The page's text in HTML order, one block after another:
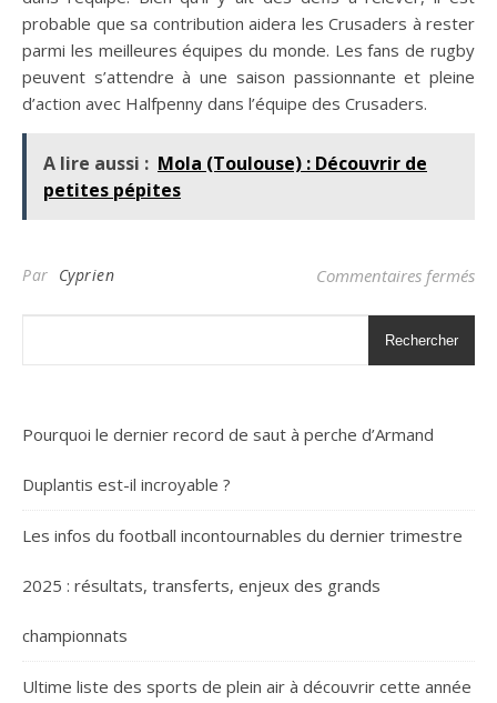
probable que sa contribution aidera les Crusaders à rester
parmi les meilleures équipes du monde. Les fans de rugby
peuvent s’attendre à une saison passionnante et pleine
d’action avec Halfpenny dans l’équipe des Crusaders.
A lire aussi : Mola (Toulouse) : Découvrir de
petites pépites
Par Cyprien Commentaires fermés
Rechercher
Pourquoi le dernier record de saut à perche d’Armand
Duplantis est-il incroyable ?
Les infos du football incontournables du dernier trimestre
2025 : résultats, transferts, enjeux des grands
championnats
Ultime liste des sports de plein air à découvrir cette année